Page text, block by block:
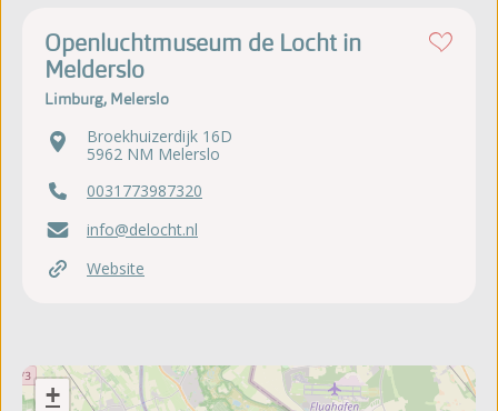
Openluchtmuseum de Locht in
Melderslo
Limburg, Melerslo
Broekhuizerdijk 16D
5962 NM Melerslo
0031773987320
info@delocht.nl
Website
+